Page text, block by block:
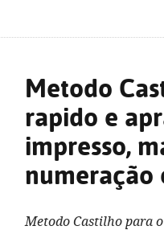
Metodo
rapido e
impresso,
numeração
Metodo Castilho para